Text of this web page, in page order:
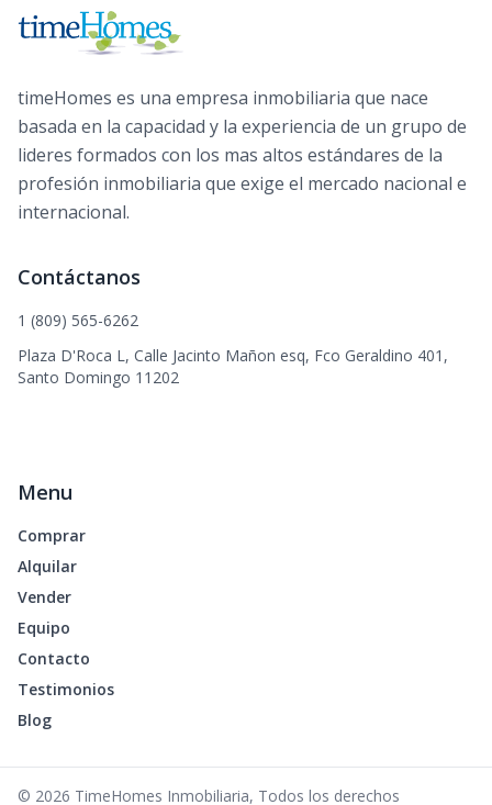
timeHomes es una empresa inmobiliaria que nace
basada en la capacidad y la experiencia de un grupo de
lideres formados con los mas altos estándares de la
profesión inmobiliaria que exige el mercado nacional e
internacional.
Contáctanos
1 (809) 565-6262
Plaza D'Roca L, Calle Jacinto Mañon esq, Fco Geraldino 401,
Santo Domingo 11202
Menu
Comprar
Alquilar
Vender
Equipo
Contacto
Testimonios
Blog
© 2026 TimeHomes Inmobiliaria, Todos los derechos